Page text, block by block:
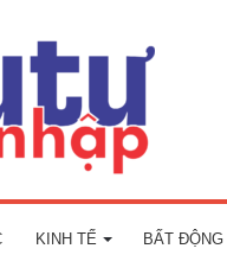
KINH TẾ BẤT